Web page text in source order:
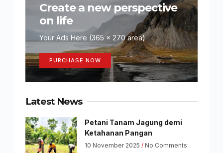
Create a new perspective
on life
Your Ads Here (365 x 270 area)
PURCHASE NOW
Latest News
Petani Tanam Jagung demi
Ketahanan Pangan
10 November 2025 No Comments